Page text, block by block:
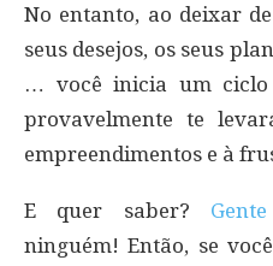
No entanto, ao deixar de
seus desejos, os seus
… você inicia um ciclo
provavelmente te
empreendimentos e à
E quer saber?
ninguém! Então, se